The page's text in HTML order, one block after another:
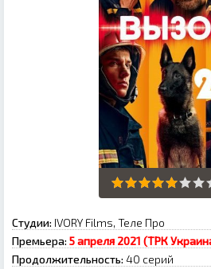
Студии: IVORY Films, Теле Про
Премьера: 5 апреля 2021 (ТРК
Продолжительность: 40 серий